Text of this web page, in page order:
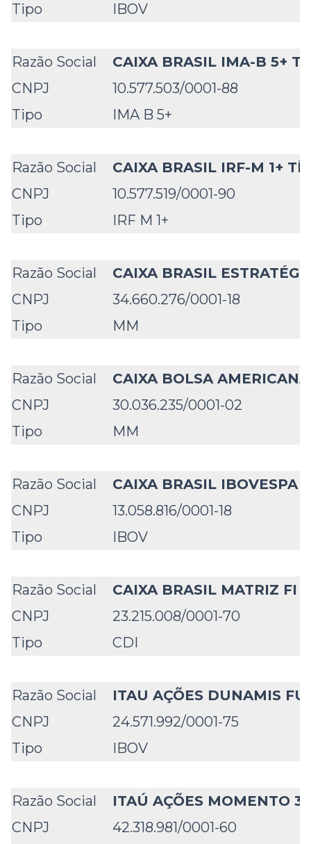
Tipo
IBOV
Razão Social
CAIXA BRASIL IMA-B 5+
CNPJ
10.577.503/0001-88
Tipo
IMA B 5+
Razão Social
CAIXA BRASIL IRF-M 1+
CNPJ
10.577.519/0001-90
Tipo
IRF M 1+
Razão Social
CAIXA BRASIL
CNPJ
34.660.276/0001-18
Tipo
MM
Razão Social
CAIXA BOLSA
CNPJ
30.036.235/0001-02
Tipo
MM
Razão Social
CAIXA BRASIL IBOVESPA
CNPJ
13.058.816/0001-18
Tipo
IBOV
Razão Social
CAIXA BRASIL MATRIZ FI
CNPJ
23.215.008/0001-70
Tipo
CDI
Razão Social
ITAU AÇÕES DUNAMIS
CNPJ
24.571.992/0001-75
Tipo
IBOV
Razão Social
ITAÚ AÇÕES MOMENTO
CNPJ
42.318.981/0001-60